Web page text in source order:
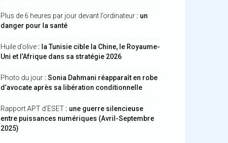
Plus de 6 heures par jour devant l’ordinateur : un
danger pour la santé
Huile d’olive : la Tunisie cible la Chine, le Royaume-
Uni et l’Afrique dans sa stratégie 2026
Photo du jour : Sonia Dahmani réapparaît en robe
d’avocate après sa libération conditionnelle
Rapport APT d’ESET : une guerre silencieuse
entre puissances numériques (Avril-Septembre
2025)